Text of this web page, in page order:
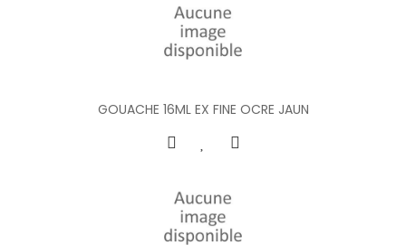
GOUACHE 16ML EX FINE OCRE JAUN